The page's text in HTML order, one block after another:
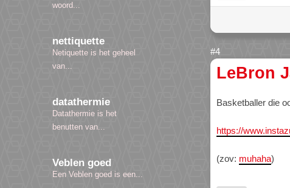
woord...
nettiquette
Netiquette is het geheel
van...
datathermie
Datathermie is het
benutten van...
Veblen goed
Een Veblen goed is een...
LeBron
Basketballer die
https://
(zov: muhaha)